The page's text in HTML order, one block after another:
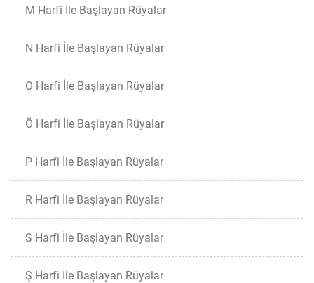
M Harfi İle Başlayan Rüyalar
N Harfi İle Başlayan Rüyalar
O Harfi İle Başlayan Rüyalar
Ö Harfi İle Başlayan Rüyalar
P Harfi İle Başlayan Rüyalar
R Harfi İle Başlayan Rüyalar
S Harfi İle Başlayan Rüyalar
Ş Harfi İle Başlayan Rüyalar